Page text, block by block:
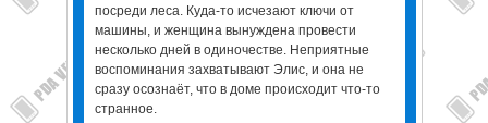
посреди леса. Куда-то исчезают ключи от
машины, и женщина вынуждена провести
несколько дней в одиночестве. Неприятные
воспоминания захватывают Элис, и она не
сразу осознаёт, что в доме происходит что-то
странное.